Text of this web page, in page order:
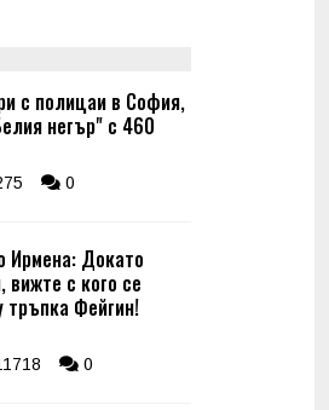
с полицаи в София,
негър" с 460
0
Ирмена: Докато
с кого се
тръпка Фейгин!
0